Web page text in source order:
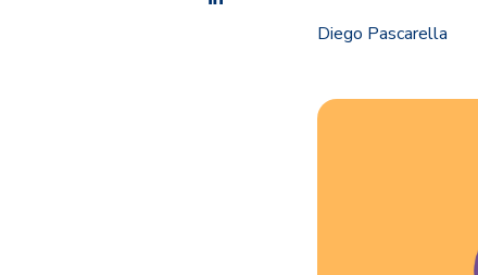
Diego Pascarella